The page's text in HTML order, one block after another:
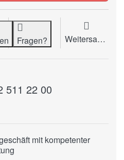
Fragen? Weitersagen
511 22 00
mit kompetenter